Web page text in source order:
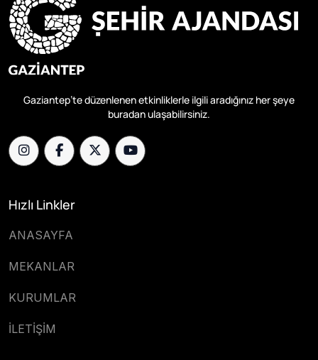
Gaziantep’te düzenlenen etkinliklerle ilgili aradığınız her şeye
buradan ulaşabilirsiniz.
Hızlı Linkler
ANASAYFA
MEKANLAR
KURUMLAR
İLETİŞİM